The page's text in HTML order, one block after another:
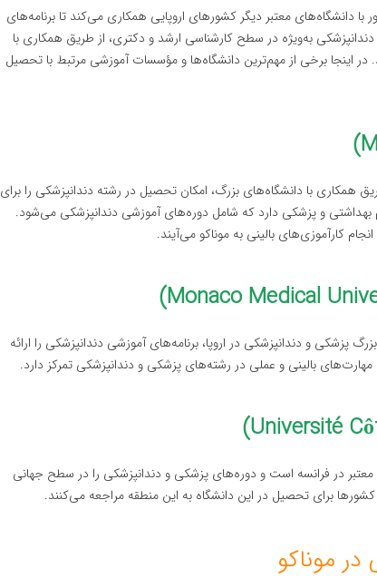
با دانشگاه‌های معتبر دیگر کشورهای اروپایی همکاری می‌کند تا برنامه‌های
به‌ویژه در سطح کارشناسی ارشد و دکتری، از طریق همکاری با
در اینجا برخی از مهم‌ترین دانشگاه‌ها و مؤسسات آموزشی مرتبط با تحصیل
همکاری با دانشگاه‌های بزرگ، امکان تحصیل در رشته دندانپزشکی را برای
بهداشتی و پزشکی دارد که شامل دوره‌های آموزشی دندانپزشکی می‌شود.
کارآموزی‌های بالینی به موناکو می‌آیند.
پزشکی و دندانپزشکی در اروپا، برنامه‌های آموزشی دندانپزشکی را ارائه
بالینی و عملی در رشته‌های پزشکی و دندانپزشکی تمرکز دارد.
معتبر در فرانسه است و دوره‌های پزشکی و دندانپزشکی را در سطح جهانی
کشورها برای تحصیل در این دانشگاه به این منطقه مراجعه می‌کنند.
موناکو